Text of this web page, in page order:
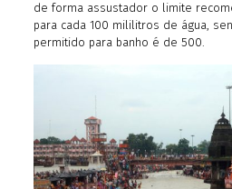
de forma assustador o limite
para cada 100 mililitros de água,
permitido para banho é de 500.